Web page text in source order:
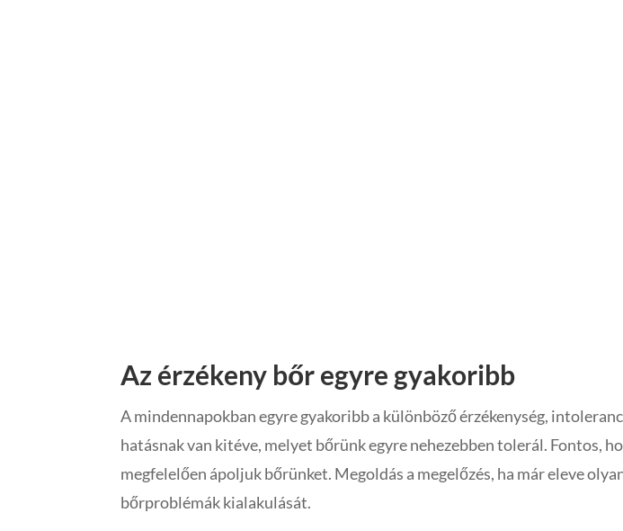
Az érzékeny bőr egyre gyakoribb
A mindennapokban egyre gyakoribb a különböző érzékenység,
hatásnak van kitéve, melyet bőrünk egyre nehezebben tolerál. Fontos,
megfelelően ápoljuk bőrünket. Megoldás a megelőzés, ha már eleve
bőrproblémák kialakulását.